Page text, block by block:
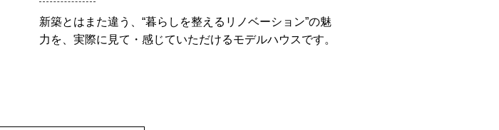
新築とはまた違う、“暮らしを整えるリノベーション”の魅
力を、実際に見て・感じていただけるモデルハウスです。